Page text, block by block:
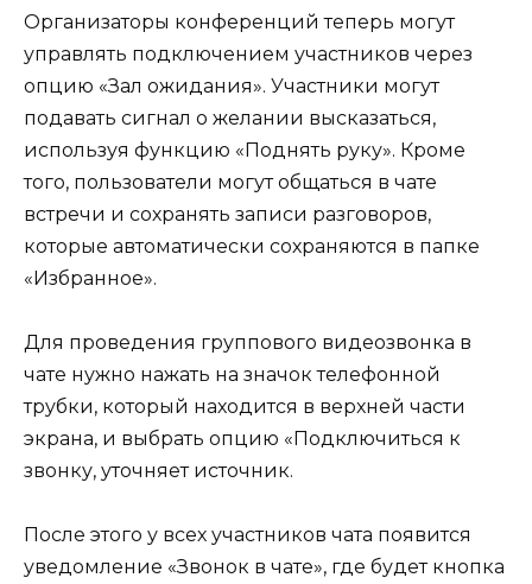
Организаторы конференций теперь могут
управлять подключением участников через
опцию «Зал ожидания». Участники могут
подавать сигнал о желании высказаться,
используя функцию «Поднять руку». Кроме
того, пользователи могут общаться в чате
встречи и сохранять записи разговоров,
которые автоматически сохраняются в папке
«Избранное».
Для проведения группового видеозвонка в
чате нужно нажать на значок телефонной
трубки, который находится в верхней части
экрана, и выбрать опцию «Подключиться к
звонку, уточняет источник.
После этого у всех участников чата появится
уведомление «Звонок в чате», где будет кнопка